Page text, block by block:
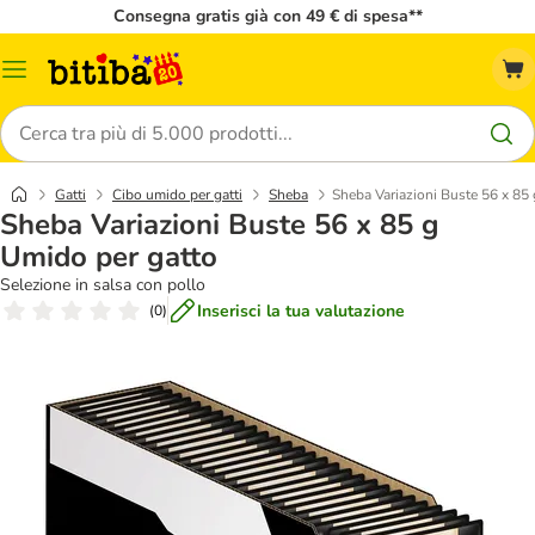
Consegna gratis già con 49 € di spesa**
Overview
Cerca
Gatti Cibo umido per gatti Sheba Sheba Variazioni Buste 56 x
Sheba Variazioni Buste 56 x 85 g
Umido per gatto
Selezione in salsa con pollo
(0) Inserisci la tua valutazione